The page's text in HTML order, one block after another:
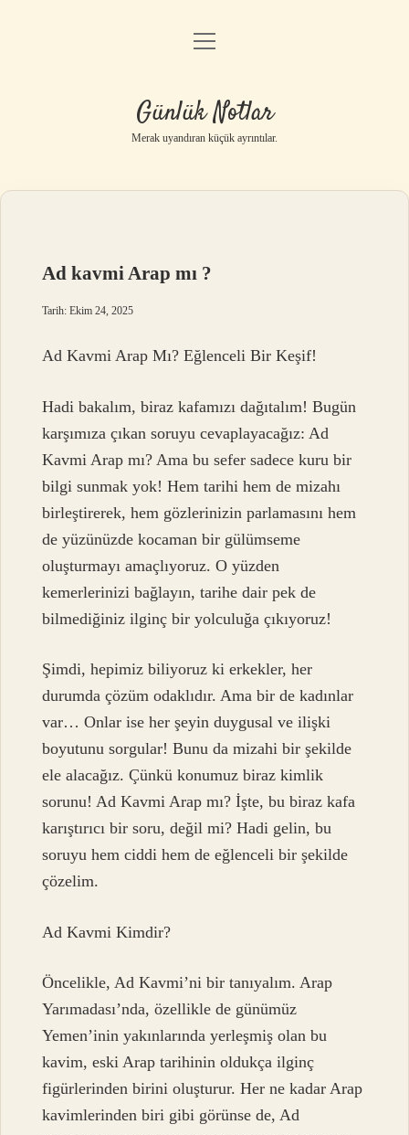
Anasayfa
Yasal Uyarı
menüyü
Günlük Notlar
Merak uyandıran küçük ayrıntılar.
Ad kavmi Arap mı ?
Tarih: Ekim 24, 2025
Ad Kavmi Arap Mı? Eğlenceli Bir Keşif!
Hadi bakalım, biraz kafamızı dağıtalım! Bugün
karşımıza çıkan soruyu cevaplayacağız: Ad
Kavmi Arap mı? Ama bu sefer sadece kuru bir
bilgi sunmak yok! Hem tarihi hem de mizahı
birleştirerek, hem gözlerinizin parlamasını hem
de yüzünüzde kocaman bir gülümseme
oluşturmayı amaçlıyoruz. O yüzden
kemerlerinizi bağlayın, tarihe dair pek de
bilmediğiniz ilginç bir yolculuğa çıkıyoruz!
Şimdi, hepimiz biliyoruz ki erkekler, her
durumda çözüm odaklıdır. Ama bir de kadınlar
var… Onlar ise her şeyin duygusal ve ilişki
boyutunu sorgular! Bunu da mizahi bir şekilde
ele alacağız. Çünkü konumuz biraz kimlik
sorunu! Ad Kavmi Arap mı? İşte, bu biraz kafa
karıştırıcı bir soru, değil mi? Hadi gelin, bu
soruyu hem ciddi hem de eğlenceli bir şekilde
çözelim.
Ad Kavmi Kimdir?
Öncelikle, Ad Kavmi’ni bir tanıyalım. Arap
Yarımadası’nda, özellikle de günümüz
Yemen’inin yakınlarında yerleşmiş olan bu
kavim, eski Arap tarihinin oldukça ilginç
figürlerinden birini oluşturur. Her ne kadar Arap
kavimlerinden biri gibi görünse de, Ad